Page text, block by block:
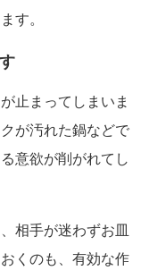
す。
止まってしまいま
が汚れた鍋などで
意欲が削がれてし
相手が迷わずお皿
くのも、有効な作